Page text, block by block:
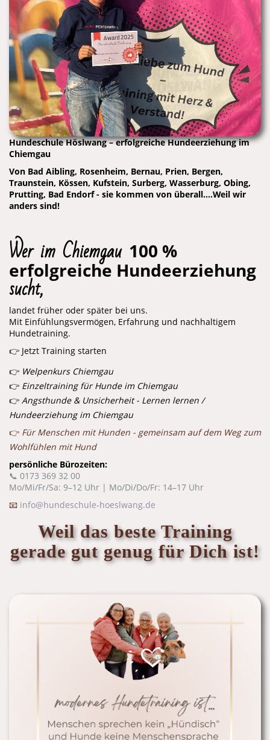
Hundeschule Höslwang – erfolgreiche Hundeerziehung im
Chiemgau
Von Bad Aibling, Rosenheim, Bernau, Prien, Bergen,
Traunstein, Kössen, Kufstein, Surberg, Wasserburg, Obing,
Prutting, Bad Endorf - sie kommen von überall....Weil wir
anders sind!
Wer im Chiemgau 100 %
erfolgreiche Hundeerziehung
sucht,
landet früher oder später bei uns.
Mit Einfühlungsvermögen, Erfahrung und nachhaltigem
Hundetraining.
👉 Jetzt Training starten
👉 Welpenkurs Chiemgau
👉 Einzeltraining für Hunde im Chiemgau
👉 Angsthunde & Unsicherheit - Lernen lernen /
Hundeerziehung im Chiemgau
👉 Für Menschen mit Hunden - gemeinsam auf dem Weg zum
Wohlfühlen mit Hund
persönliche Bürozeiten:
📞 0173 369 32 00
Mo/Mi/Fr/Sa: 9–12 Uhr | Mo/Di/Do/Fr: 14–17 Uhr
📧 info@hundeschule-hoeslwang.de
Weil das beste Training
gerade gut genug für Dich ist!